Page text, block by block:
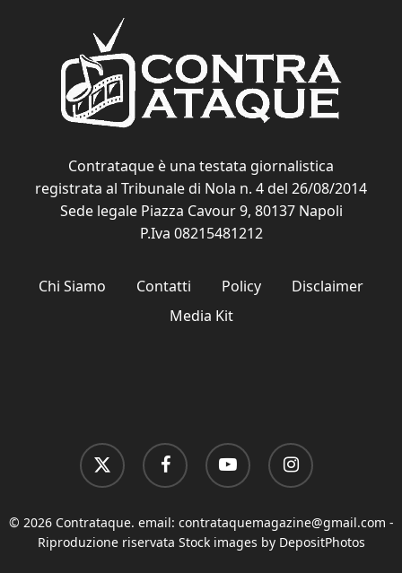
Contrataque è una testata giornalistica
registrata al Tribunale di Nola n. 4 del 26/08/2014
Sede legale Piazza Cavour 9, 80137 Napoli
P.Iva 08215481212
Chi Siamo Contatti Policy
Disclaimer
Media Kit
x-
twitter
facebook youtube instagram
© 2026 Contrataque. email: contrataquemagazine@gmail.com -
Riproduzione riservata Stock images by DepositPhotos